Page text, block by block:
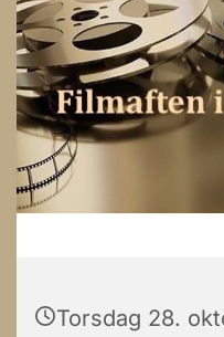
Torsdag 28.